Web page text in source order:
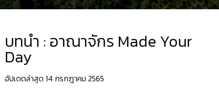
บทนำ : อาณาจักร Made Your
Day
อัปเดตล่าสุด 14 กรกฎาคม 2565